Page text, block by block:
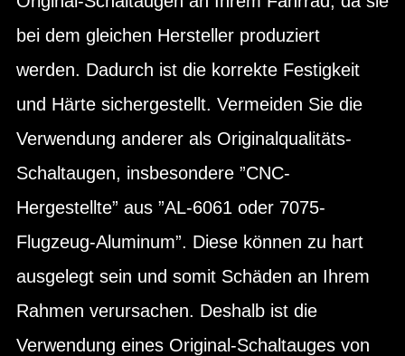
bei dem gleichen Hersteller produziert
werden. Dadurch ist die korrekte Festigkeit
und Härte sichergestellt. Vermeiden Sie die
Verwendung anderer als Originalqualitäts-
Schaltaugen, insbesondere ”CNC-
Hergestellte” aus ”AL-6061 oder 7075-
Flugzeug-Aluminum”. Diese können zu hart
ausgelegt sein und somit Schäden an Ihrem
Rahmen verursachen. Deshalb ist die
Verwendung eines Original-Schaltauges von